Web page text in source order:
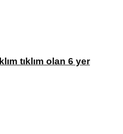
tıklım olan 6 yer